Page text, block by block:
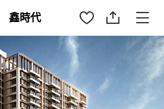
鑫時代